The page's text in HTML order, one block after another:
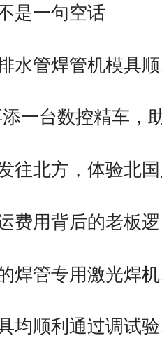
是一句空话
水管焊管机模具
一台数控精车，
往北方，体验北
费用背后的老板
焊管专用激光焊
均顺利通过调试